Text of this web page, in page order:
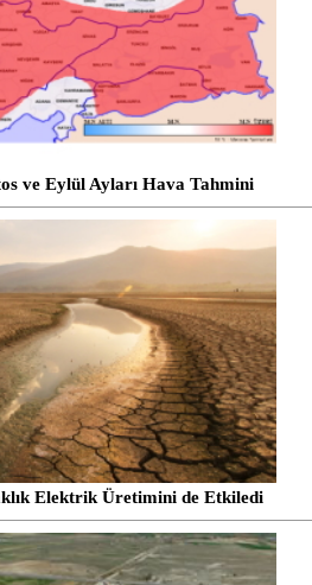
ve Eylül Ayları Hava Tahmini
Elektrik Üretimini de Etkiledi